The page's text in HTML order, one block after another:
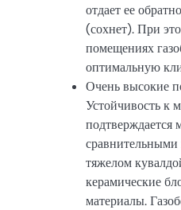
отдает ее
(сохнет). При
помещениях
оптимальную
Очень высокие
Устойчивость к
сравнительными
тяжелом
керамические
материалы.